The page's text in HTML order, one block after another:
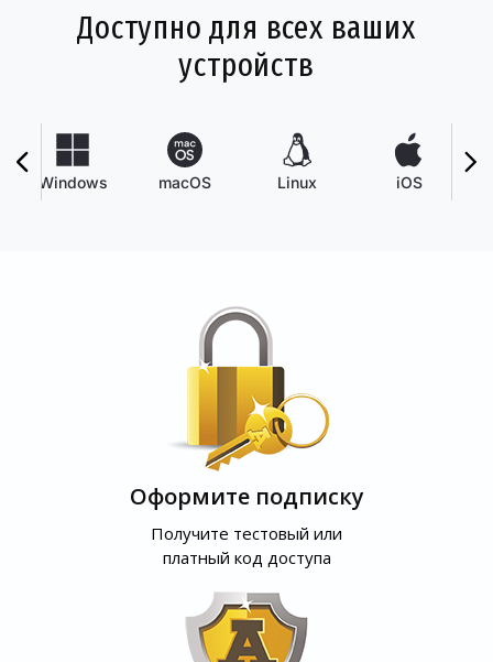
Доступно для всех ваших
устройств
Windows macOS Linux iOS
Оформите подписку
Получите тестовый или
платный код доступа